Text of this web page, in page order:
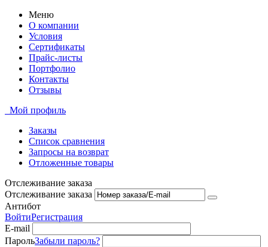
Меню
О компании
Условия
Сертификаты
Прайс-листы
Портфолио
Контакты
Отзывы
Мой профиль
Заказы
Список сравнения
Запросы на возврат
Отложенные товары
Отслеживание заказа
Отслеживание заказа
Антибот
ВойтиРегистрация
E-mail
ПарольЗабыли пароль?